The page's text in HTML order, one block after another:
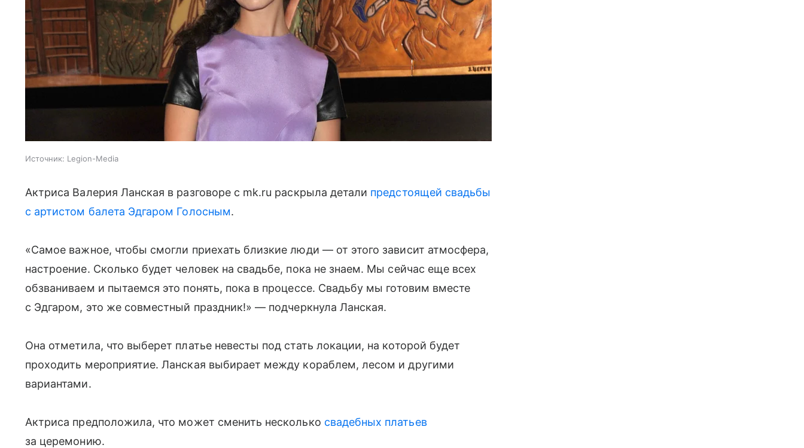
Источник: Legion-Media
Актриса Валерия Ланская в разговоре с mk.ru раскрыла детали предстоящей свадьбы
с артистом балета Эдгаром Голосным.
«Самое важное, чтобы смогли приехать близкие люди —от этого зависит атмосфера,
настроение. Сколько будет человек на свадьбе, пока не знаем. Мы сейчас еще всех
обзваниваем и пытаемся это понять, пока в процессе. Свадьбу мы готовим вместе
с Эдгаром, это же совместный праздник!» — подчеркнула Ланская.
Она отметила, что выберет платье невесты под стать локации, на которой будет
проходить мероприятие. Ланская выбирает между кораблем, лесом и другими
вариантами.
Актриса предположила, что может сменить несколько свадебных платьев
за церемонию.